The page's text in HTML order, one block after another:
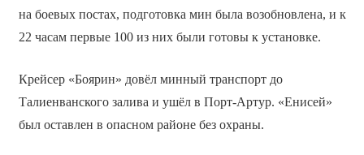
на боевых постах, подготовка мин была возобновлена, и к
22 часам первые 100 из них были готовы к установке.
Крейсер «Боярин» довёл минный транспорт до
Талиенванского залива и ушёл в Порт-Артур. «Енисей»
был оставлен в опасном районе без охраны.